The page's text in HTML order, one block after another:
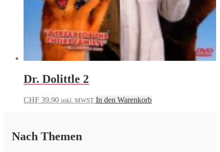
Dr. Dolittle 2
CHF 39.90 inkl. MWST In den Warenkorb
Nach Themen